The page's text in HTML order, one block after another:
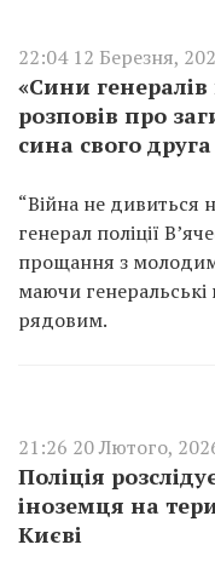
22:04 12 Березня,
«Сини
розповів про
сина свого друга
“Війна не дивиться
генерал поліції
прощання з
маючи
рядовим.
21:26 20 Лютого,
Поліція
іноземця на
Києві